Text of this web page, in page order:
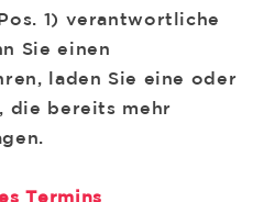
1) verantwortliche
Sie einen
laden Sie eine oder
die bereits mehr
Termins